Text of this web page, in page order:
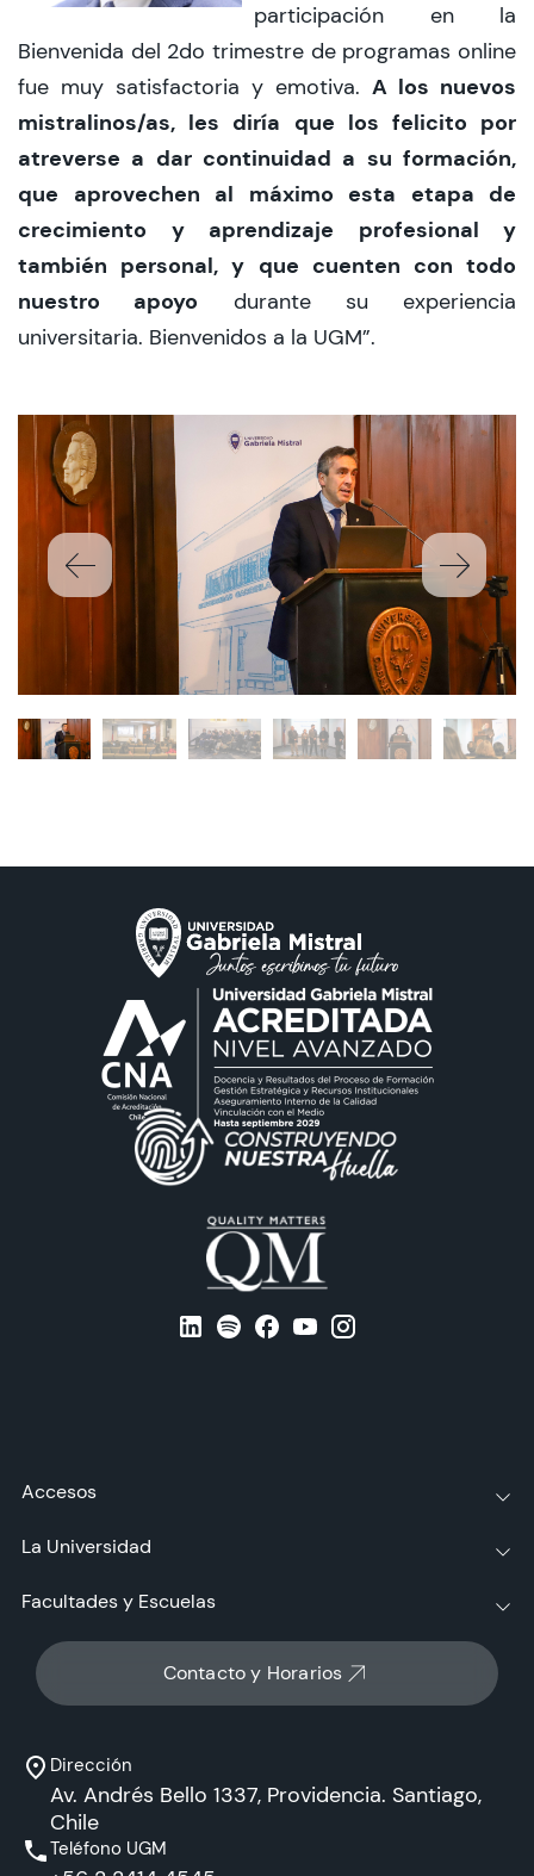
participación en la
Bienvenida del 2do trimestre de programas online
fue muy satisfactoria y emotiva. A los nuevos
mistralinos/as, les diría que los felicito por
atreverse a dar continuidad a su formación,
que aprovechen al máximo esta etapa de
crecimiento y aprendizaje profesional y
también personal, y que cuenten con todo
nuestro apoyo durante su experiencia
universitaria. Bienvenidos a la UGM”.
Contacto y Horarios
Dirección
Av. Andrés Bello 1337, Providencia. Santiago,
Chile
Teléfono UGM
Accesos
La Universidad
Facultades y Escuelas